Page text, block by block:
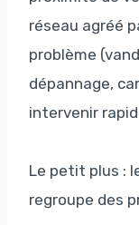
réseau agréé
problème
dépannage,
intervenir
Le petit plus :
regroupe des